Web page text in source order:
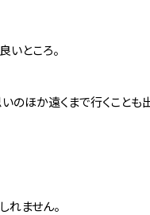
ところ。
のほか遠くまで行くことも
れません。